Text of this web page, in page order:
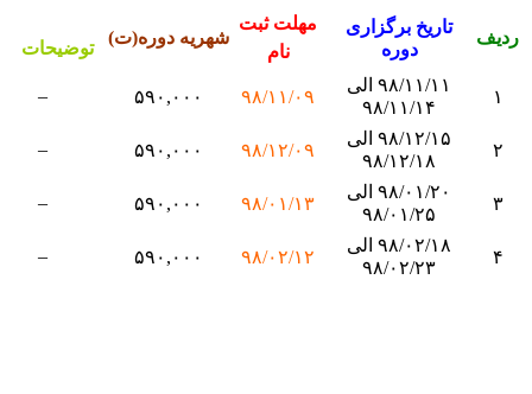
تاریخ برگزاری
دوره
مهلت ثبت
نام
شهریه دوره(ت)
توضیحات
۹۸/۱۱/۱۱ الی
۹۸/۱۱/۱۴
۹۸/۱۱/۰۹ ۵۹۰,۰۰۰
۹۸/۱۲/۱۵ الی
۹۸/۱۲/۱۸
۹۸/۱۲/۰۹ ۵۹۰,۰۰۰
۹۸/۰۱/۲۰ الی
۹۸/۰۱/۲۵
۹۸/۰۱/۱۳ ۵۹۰,۰۰۰
۹۸/۰۲/۱۸ الی
۹۸/۰۲/۲۳
۹۸/۰۲/۱۲ ۵۹۰,۰۰۰